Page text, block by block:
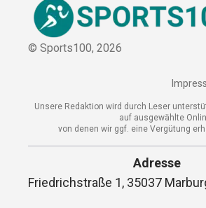
© Sports100, 2026
Unsere Redaktion wird durch Leser
auf ausgewählte
von denen wir ggf. eine Vergütung
Adresse
Friedrichstraße 1, 35037